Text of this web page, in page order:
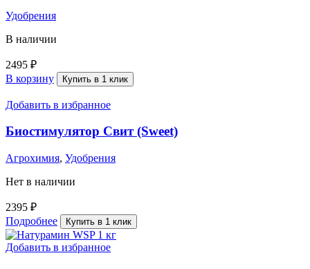
Удобрения
В наличии
2495 ₽
В корзину
Купить в 1 клик
Добавить в избранное
Биостимулятор Свит (Sweet)
Агрохимия, Удобрения
Нет в наличии
2395 ₽
Подробнее
Купить в 1 клик
Добавить в избранное